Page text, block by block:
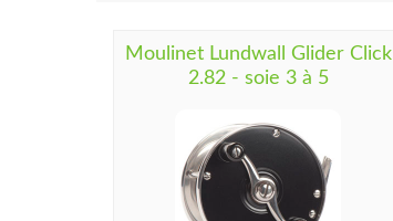
Moulinet Lundwall Glider Click
2.82 - soie 3 à 5